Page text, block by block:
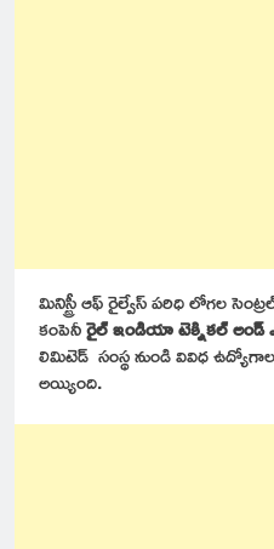
మినిస్ట్రీ ఆఫ్ రైల్వేస్ పరిధి లోగల
కంపెనీరైల్ ఇండియా టెక్నికల్ అండ్
లిమిటెడ్ సంస్థ నుండి వివిధ
అయ్యింది.